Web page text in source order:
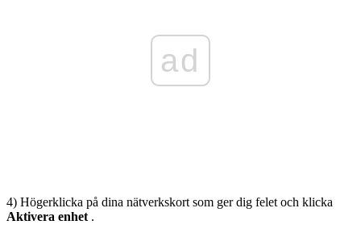
ad
4) Högerklicka på dina nätverkskort som ger dig felet och klicka
Aktivera enhet .